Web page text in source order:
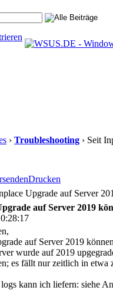
› Troubleshooting › Seit
Drucken
Upgrade auf Server
auf Server 2019
auf Server 2019
wurde auf 2019
es fällt nur zeitlich in etwa
kann ich liefern: siehe